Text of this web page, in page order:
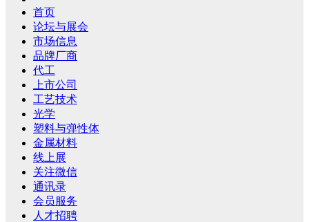
首页
论坛与展会
市场信息
品牌厂商
代工
上市公司
工艺技术
光学
塑料与弹性体
金属材料
线上展
关注微信
通讯录
会员服务
人才招聘